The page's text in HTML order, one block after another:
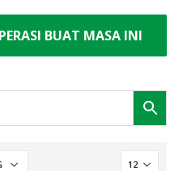
BUAT MASA INI